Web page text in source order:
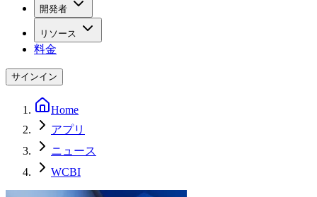
開発者
リソース
料金
サインイン
Home
アプリ
ニュース
WCBI